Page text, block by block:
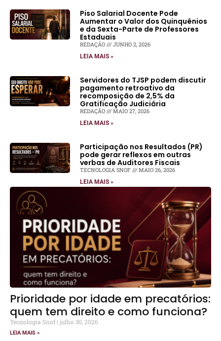
Piso Salarial Docente Pode
Aumentar o Valor dos Quinquênios
e da Sexta-Parte de Professores
Estaduais
REDAÇÃO JUNHO 2, 2026
LEIA MAIS »
Servidores do TJSP podem discutir
pagamento retroativo da
recomposição de 2,5% da
Gratificação Judiciária
REDAÇÃO MAIO 27, 2026
LEIA MAIS »
Participação nos Resultados (PR)
pode gerar reflexos em outras
verbas de Auditores Fiscais
TECNOLOGIA SNOF MAIO 26, 2026
LEIA MAIS »
Prioridade por idade em precatórios:
quem tem direito e como funciona?
Tecnologia Snof julho 30, 2026
LEIA MAIS »